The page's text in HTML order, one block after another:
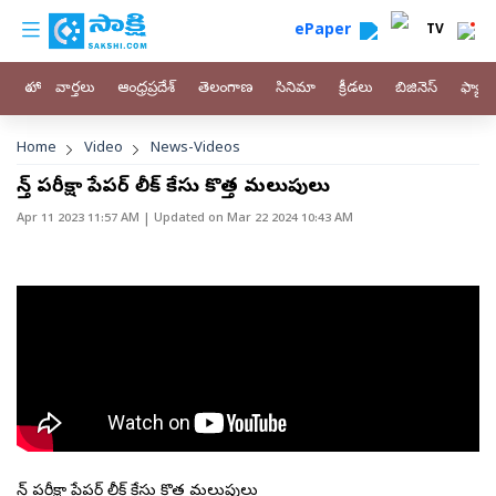
Skip to main content
custom menu ePaper TV
హోం వార్తలు ఆంధ్రప్రదేశ్ తెలంగాణ సినిమా క్రీడలు బిజినెస్
Breadcrumb
Home Video News-Videos
టెన్త్ పరీక్షా పేపర్ లీక్ కేసు కొత్త మలుపులు
Apr 11 2023 11:57 AM | Updated on Mar 22 2024 10:43 AM